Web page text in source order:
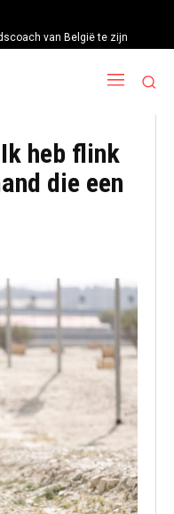
van België te zijn
heb flink
die een